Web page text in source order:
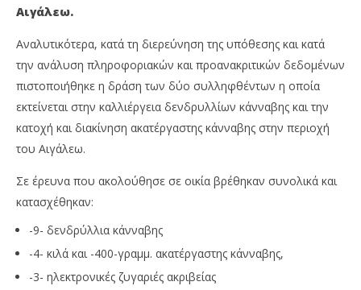
ΑΙΓΑΛΕΩ: ΔΙΠΛΗ ΣΥΛΛΗΨΗ ΑΠΟ ΤΗ ΔΙΩΞΗ
ΕΜΠΟΡΙΑ
2
Νοεμβρίου
2022
Maxitis
Αιγάλεω.
Αναλυτικότερα, κατά τη διερεύνηση της υπόθεσης και κατά
την ανάλυση πληροφοριακών και προανακριτικών δεδομένων
πιστοποιήθηκε η δράση των δύο συλληφθέντων η οποία
εκτείνεται στην καλλιέργεια δενδρυλλίων κάνναβης και την
κατοχή και διακίνηση ακατέργαστης κάνναβης στην περιοχή
του Αιγάλεω.
Σε έρευνα που ακολούθησε σε οικία βρέθηκαν συνολικά και
κατασχέθηκαν:
-9- δενδρύλλια κάνναβης
-4- κιλά και -400-γραμμ. ακατέργαστης κάνναβης,
-3- ηλεκτρονικές ζυγαριές ακριβείας